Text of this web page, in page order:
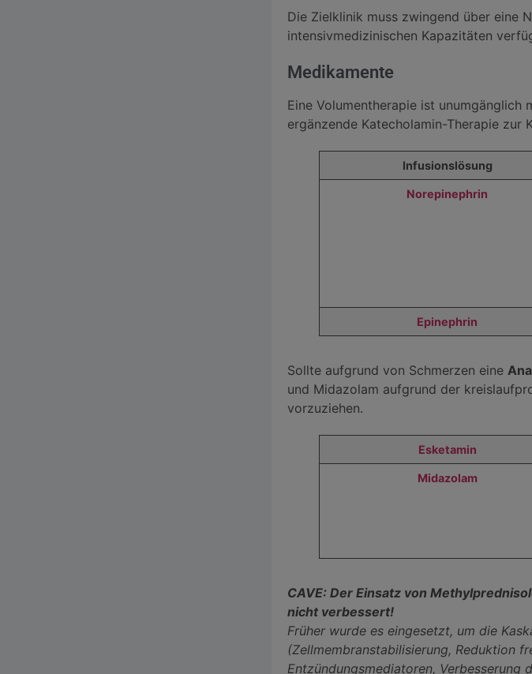
Die Zielklinik muss zwingend über eine
intensivmedizinischen Kapazitäten
Medikamente
Eine Volumentherapie ist unumgänglich
ergänzende Katecholamin-Therapie zur
Infusionslösung
Norepinephrin
Epinephrin
Sollte aufgrund von Schmerzen eine
und Midazolam aufgrund der
vorzuziehen.
Esketamin
Midazolam
CAVE: Der Einsatz von
nicht verbessert!
Früher wurde es eingesetzt, um die
(Zellmembranstabilisierung, Reduktion
Entzündungsmediatoren, Verbesserung